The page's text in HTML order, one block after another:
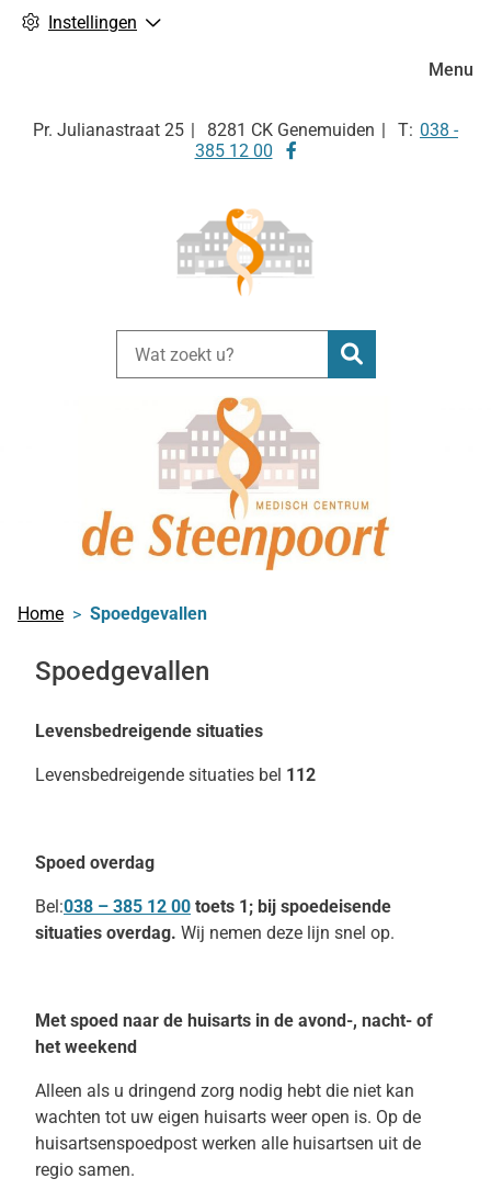
Instellingen
Pr. Julianastraat 25 8281 CK Genemuiden Tel:
038 -
385 12 00
Bezoek
Zoeken
Menu
Home Spoedgevallen
Spoedgevallen
Levensbedreigende situaties
Levensbedreigende situaties bel 112
Spoed overdag
Bel:038 – 385 12 00 toets 1; bij spoedeisende
situaties overdag. Wij nemen deze lijn snel op.
Met spoed naar de huisarts in de avond-, nacht- of
het weekend
Alleen als u dringend zorg nodig hebt die niet kan
wachten tot uw eigen huisarts weer open is. Op de
huisartsenspoedpost werken alle huisartsen uit de
regio samen.